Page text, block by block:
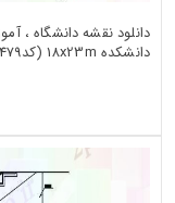
دانلود نقشه دانشگاه ،
دانشکده 18x23m (کد167479)